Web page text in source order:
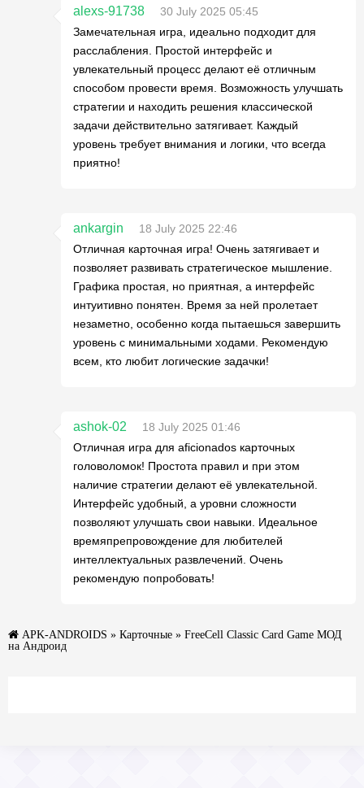
alexs-91738
30 July 2025 05:45
Замечательная игра, идеально подходит для
расслабления. Простой интерфейс и
увлекательный процесс делают её отличным
способом провести время. Возможность улучшать
стратегии и находить решения классической
задачи действительно затягивает. Каждый
уровень требует внимания и логики, что всегда
приятно!
ankargin
18 July 2025 22:46
Отличная карточная игра! Очень затягивает и
позволяет развивать стратегическое мышление.
Графика простая, но приятная, а интерфейс
интуитивно понятен. Время за ней пролетает
незаметно, особенно когда пытаешься завершить
уровень с минимальными ходами. Рекомендую
всем, кто любит логические задачки!
ashok-02
18 July 2025 01:46
Отличная игра для aficionados карточных
головоломок! Простота правил и при этом
наличие стратегии делают её увлекательной.
Интерфейс удобный, а уровни сложности
позволяют улучшать свои навыки. Идеальное
времяпрепровождение для любителей
интеллектуальных развлечений. Очень
рекомендую попробовать!
APK-ANDROIDS » Карточные » FreeCell Classic Card Game МОД
на Андроид